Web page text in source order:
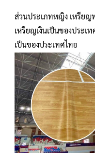
ส่วนประเภทหญิง เหรียญ
เหรียญเงินเป็นของประเ
เป็นของประเทศไทย